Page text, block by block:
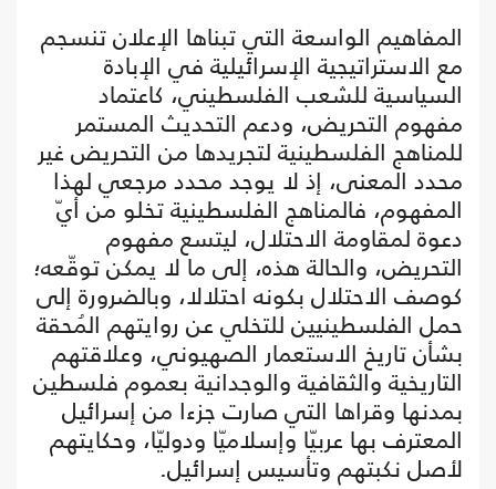
المفاهيم الواسعة التي تبناها الإعلان تنسجم
مع الاستراتيجية الإسرائيلية في الإبادة
السياسية للشعب الفلسطيني، كاعتماد
مفهوم التحريض، ودعم التحديث المستمر
للمناهج الفلسطينية لتجريدها من التحريض غير
محدد المعنى، إذ لا يوجد محدد مرجعي لهذا
المفهوم، فالمناهج الفلسطينية تخلو من أيّ
دعوة لمقاومة الاحتلال، ليتسع مفهوم
التحريض، والحالة هذه، إلى ما لا يمكن توقّعه؛
كوصف الاحتلال بكونه احتلالا، وبالضرورة إلى
حمل الفلسطينيين للتخلي عن روايتهم المُحقة
بشأن تاريخ الاستعمار الصهيوني، وعلاقتهم
التاريخية والثقافية والوجدانية بعموم فلسطين
بمدنها وقراها التي صارت جزءا من إسرائيل
المعترف بها عربيّا وإسلاميّا ودوليّا، وحكايتهم
لأصل نكبتهم وتأسيس إسرائيل.